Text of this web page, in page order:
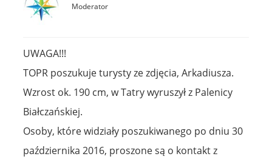
Moderator
UWAGA!!!
TOPR poszukuje turysty ze zdjęcia, Arkadiusza.
Wzrost ok. 190 cm, w Tatry wyruszył z Palenicy
Białczańskiej.
Osoby, które widziały poszukiwanego po dniu 30
października 2016, proszone są o kontakt z